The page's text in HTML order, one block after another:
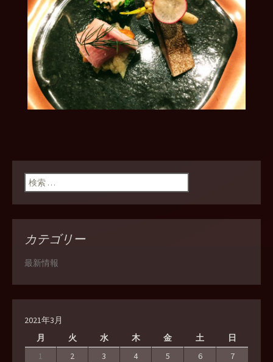
検索:
カテゴリー
最新情報
2021年3月
月
火 水 木 金 土 日
1 2 3 4 5 6
7